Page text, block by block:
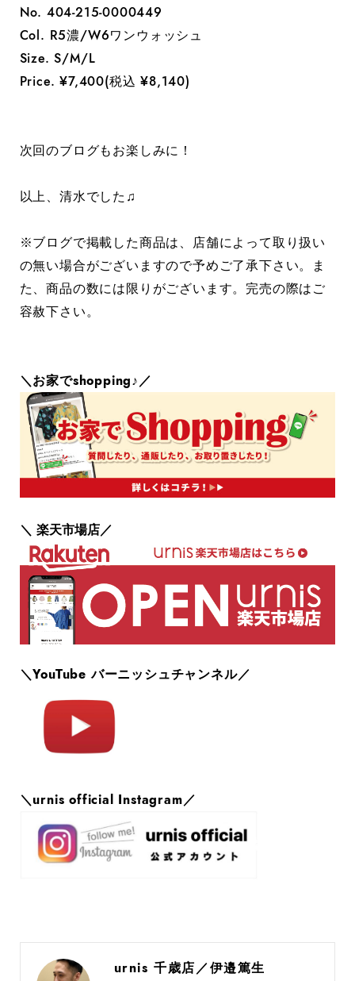
No. 404-215-0000449
Col. R5濃/W6ワンウォッシュ
Size. S/M/L
Price. ¥7,400(税込 ¥8,140)
次回のブログもお楽しみに！
以上、清水でした♫
※ブログで掲載した商品は、店舗によって取り扱い
の無い場合がございますので予めご了承下さい。ま
た、商品の数には限りがございます。完売の際はご
容赦下さい。
＼お家でshopping♪／
＼ 楽天市場店／
＼YouTube バーニッシュチャンネル／
＼urnis official Instagram／
urnis 千歳店／伊邉篤生